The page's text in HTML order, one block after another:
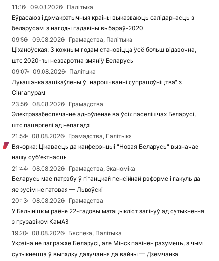
11:16
09.08.2026
Палітыка
Еўрасаюз і дэмакратычныя краіны выказваюць салідарнасць з
беларусамі з нагоды гадавіны выбараў-2020
09:56
09.08.2026
Грамадства, Палітыка
Ціханоўская: З кожным годам становіцца ўсё больш відавочна,
што 2020-ты незваротна змяніў Беларусь
09:07
09.08.2026
Палітыка
Лукашэнка зацікаўлены ў "нарошчванні супрацоўніцтва" з
Сінгапурам
23:56
08.08.2026
Грамадства
Электразабеспячэнне адноўленае ва ўсіх паселішчах Беларусі,
што пацярпелі ад непагадзі
21:54
08.08.2026
Грамадства, Палітыка
Вячорка: Цікавасць да канферэнцыі "Новая Беларусь" вызначае
нашу суб'ектнасць
21:44
08.08.2026
Грамадства, Эканоміка
Беларусь мае патрэбу ў гіганцкай пенсійнай рэформе і пакуль да
яе зусім не гатовая — Львоўскі
20:13
08.08.2026
Грамадства
У Бялыніцкім раёне 22-гадовы матацыкліст загінуў ад сутыкнення
з грузавіком КамАЗ
19:20
08.08.2026
Бяспека, Палітыка
Украіна не пагражае Беларусі, але Мінск павінен разумець, з чым
сутыкнецца ў выпадку далучэння да вайны — Дземчанка